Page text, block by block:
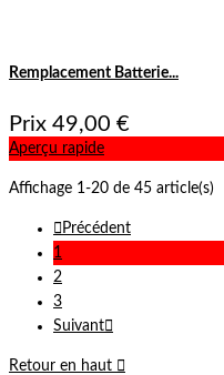
Remplacement Batterie...
Prix 49,00 €
Aperçu rapide
Affichage 1-20 de 45 article(s)
 Précédent
1
2
3
Suivant
Retour en haut 